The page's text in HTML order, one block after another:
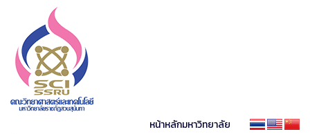
หน้าหลักมหาวิทยาลัย